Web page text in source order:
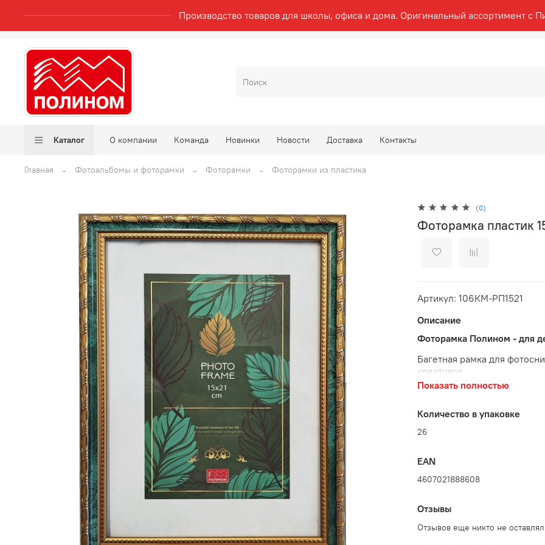
Производство товаров для школы, офиса и дома. Оригинальный ассортимент с
Каталог О компании Команда Новинки Новости Доставка Контакты
Главная Фотоальбомы и фоторамки Фоторамки Фоторамки из пластика
(0)
Фоторамка пластик
Артикул: 106КМ-РП1521
Описание
Фоторамка Полином - для
Багетная рамка для
креативов.
Выполнена эта недорогая
Глубина багета 13 мм.
Настольная фоторамка
горизонтально.
Рамка со стеклом - для
Фоторамка пластиковая.
главным достоинством
Показать полностью
Количество в упаковке
26
EAN
4607021888608
Отзывы
Отзывов еще никто не оставлял